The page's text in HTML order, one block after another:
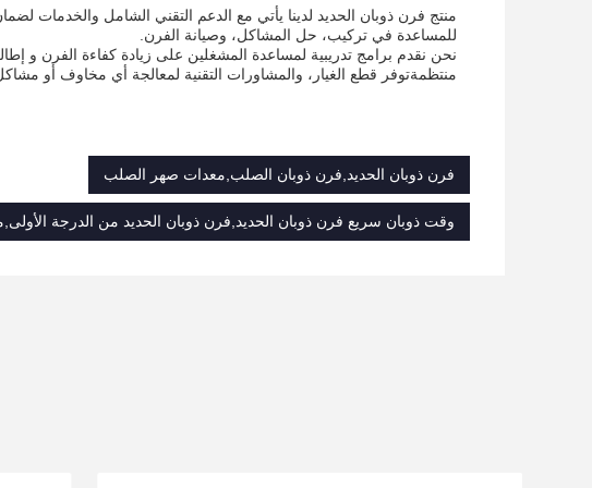
منتج فرن ذوبان الحديد لدينا يأتي مع الدعم التقني الشامل والخدمات
للمساعدة في تركيب، حل المشاكل، وصيانة الفرن.
نحن نقدم برامج تدريبية لمساعدة المشغلين على زيادة كفاءة الفرن و
منتظمةتوفر قطع الغيار، والمشاورات التقنية لمعالجة أي مخاوف أو
فرن ذوبان الحديد,فرن ذوبان الصلب,معدات صهر الصلب
وقت ذوبان سريع فرن ذوبان الحديد,فرن ذوبان الحديد من الدرجة